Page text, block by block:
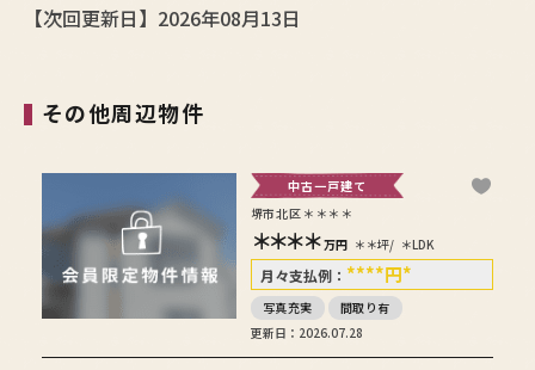
【次回更新日】2026年08月13日
その他周辺物件
中古一戸建て
堺市北区＊＊＊＊
＊＊＊＊ 万円 ＊＊坪/ ＊LDK
月々支払例： ****円*
写真充実
間取り有
更新日：2026.07.28